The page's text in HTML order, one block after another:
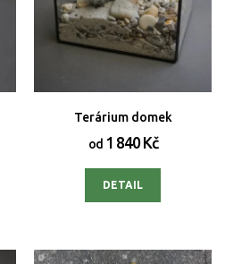
Terárium domek
od1 840 Kč
DETAIL